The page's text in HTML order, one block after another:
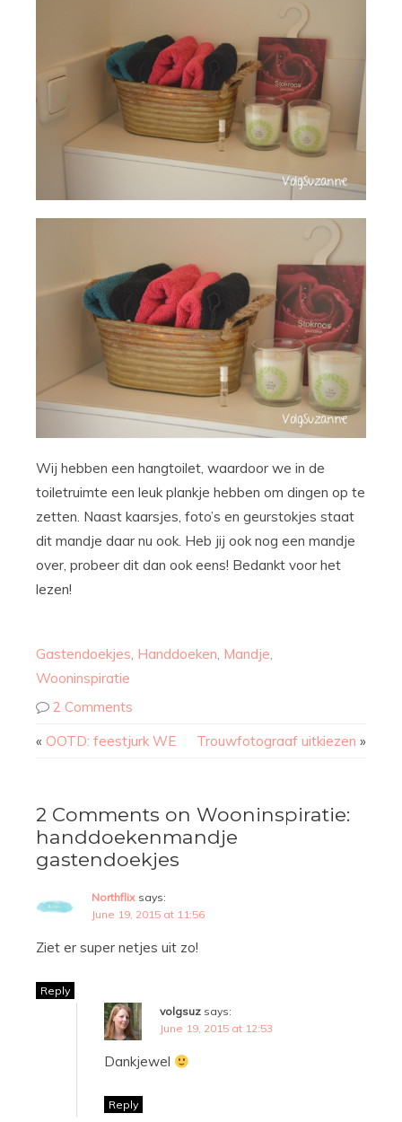
Wij hebben een hangtoilet, waardoor we in de
toiletruimte een leuk plankje hebben om dingen op te
zetten. Naast kaarsjes, foto’s en geurstokjes staat
dit mandje daar nu ook. Heb jij ook nog een mandje
over, probeer dit dan ook eens! Bedankt voor het
lezen!
Gastendoekjes, Handdoeken, Mandje,
Wooninspiratie
2 Comments
« OOTD: feestjurk WE Trouwfotograaf uitkiezen »
2 Comments on Wooninspiratie:
handdoekenmandje
gastendoekjes
Northflix says:
June 19, 2015 at 11:56
Ziet er super netjes uit zo!
Reply
volgsuz says:
June 19, 2015 at 12:53
Dankjewel
Reply